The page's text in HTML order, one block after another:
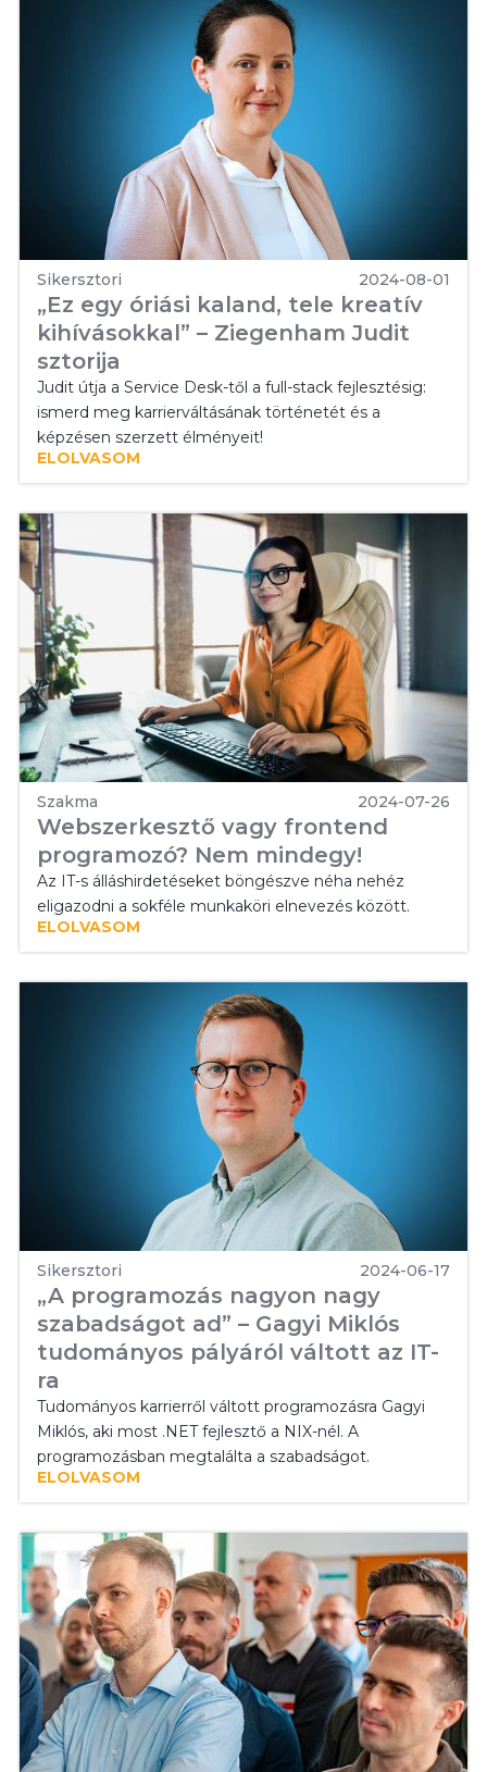
Sikersztori 2024-08-01
„Ez egy óriási kaland, tele kreatív
kihívásokkal” – Ziegenham Judit
sztorija
Judit útja a Service Desk-től a full-stack fejlesztésig:
ismerd meg karrierváltásának történetét és a
képzésen szerzett élményeit!
ELOLVASOM
Szakma 2024-07-26
Webszerkesztő vagy frontend
programozó? Nem mindegy!
Az IT-s álláshirdetéseket böngészve néha nehéz
eligazodni a sokféle munkaköri elnevezés között.
ELOLVASOM
Sikersztori 2024-06-17
„A programozás nagyon nagy
szabadságot ad” – Gagyi Miklós
tudományos pályáról váltott az IT-
ra
Tudományos karrierről váltott programozásra Gagyi
Miklós, aki most .NET fejlesztő a NIX-nél. A
programozásban megtalálta a szabadságot.
ELOLVASOM